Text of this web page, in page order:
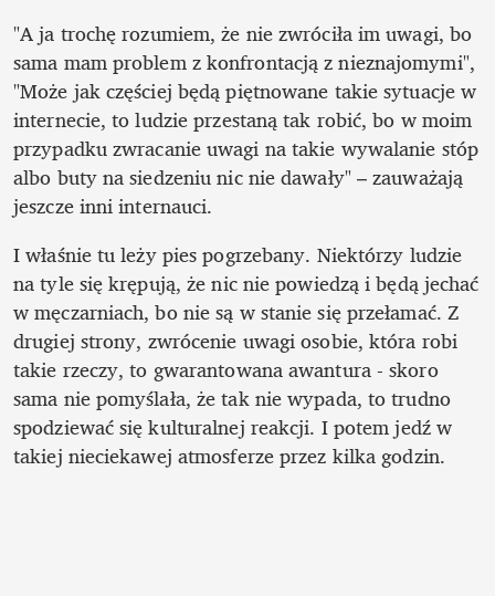
"A ja trochę rozumiem, że nie zwróciła im uwagi, bo
sama mam problem z konfrontacją z nieznajomymi",
"Może jak częściej będą piętnowane takie sytuacje w
internecie, to ludzie przestaną tak robić, bo w moim
przypadku zwracanie uwagi na takie wywalanie stóp
albo buty na siedzeniu nic nie dawały" – zauważają
jeszcze inni internauci.
I właśnie tu leży pies pogrzebany. Niektórzy ludzie
na tyle się krępują, że nic nie powiedzą i będą jechać
w męczarniach, bo nie są w stanie się przełamać. Z
drugiej strony, zwrócenie uwagi osobie, która robi
takie rzeczy, to gwarantowana awantura - skoro
sama nie pomyślała, że tak nie wypada, to trudno
spodziewać się kulturalnej reakcji. I potem jedź w
takiej nieciekawej atmosferze przez kilka godzin.